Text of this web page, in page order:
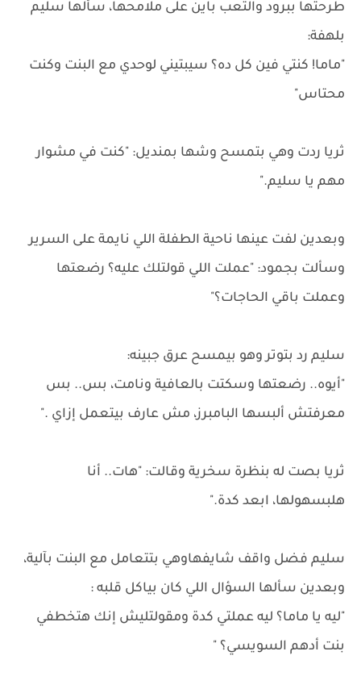
طرحتها ببرود والتعب باين على ملامحها، سألها سليم
بلهفة:
"ماما! كنتي فين كل ده؟ سيبتيني لوحدي مع البنت وكنت
محتاس"
ثريا ردت وهي بتمسح وشها بمنديل: "كنت في مشوار
مهم يا سليم."
وبعدين لفت عينها ناحية الطفلة اللي نايمة على السرير
وسألت بجمود: "عملت اللي قولتلك عليه؟ رضعتها
وعملت باقي الحاجات؟"
سليم رد بتوتر وهو بيمسح عرق جبينه:
"أيوه.. رضعتها وسكتت بالعافية ونامت، بس.. بس
معرفتش ألبسها البامبرز، مش عارف بيتعمل إزاي ."
ثريا بصت له بنظرة سخرية وقالت: "هات.. أنا
هلبسهولها، ابعد كدة."
سليم فضل واقف شايفهاوهي بتتعامل مع البنت بآلية،
وبعدين سألها السؤال اللي كان بياكل قلبه :
"ليه يا ماما؟ ليه عملتي كدة ومقولتليش إنك هتخطفي
بنت أدهم السويسي؟ "